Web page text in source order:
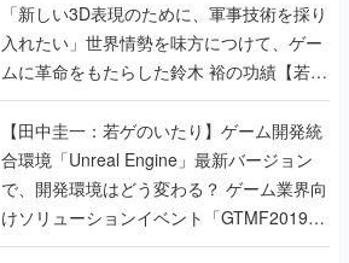
「新しい3D表現のために、軍事技術を採り
入れたい」世界情勢を味方につけて、ゲー
ムに革命をもたらした鈴木 裕の功績【若ゲ
のいたり】
【田中圭一：若ゲのいたり】ゲーム開発統
合環境「Unreal Engine」最新バージョン
で、開発環境はどう変わる？ ゲーム業界向
けソリューションイベント「GTMF2019」
に行って、より理解を深めよう【PR】